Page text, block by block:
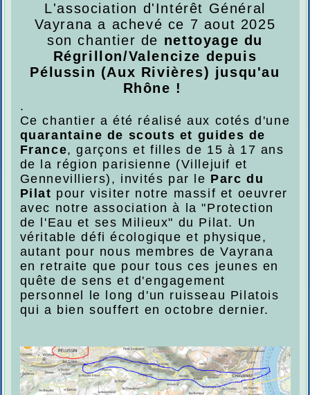
L'association d'Intérêt Général
Vayrana a achevé ce 7 aout 2025
son chantier de nettoyage du
Régrillon/Valencize depuis
Pélussin (Aux Rivières) jusqu'au
Rhône !
.
Ce chantier a été réalisé aux cotés d'une
quarantaine de scouts et guides de
France, garçons et filles de 15 à 17 ans
de la région parisienne (Villejuif et
Gennevilliers), invités par le Parc du
Pilat pour visiter notre massif et oeuvrer
avec notre association à la "Protection
de l'Eau et ses Milieux" du Pilat. Un
véritable défi écologique et physique,
autant pour nous membres de Vayrana
en retraite que pour tous ces jeunes en
quête de sens et d'engagement
personnel le long d'un ruisseau Pilatois
qui a bien souffert en octobre dernier.